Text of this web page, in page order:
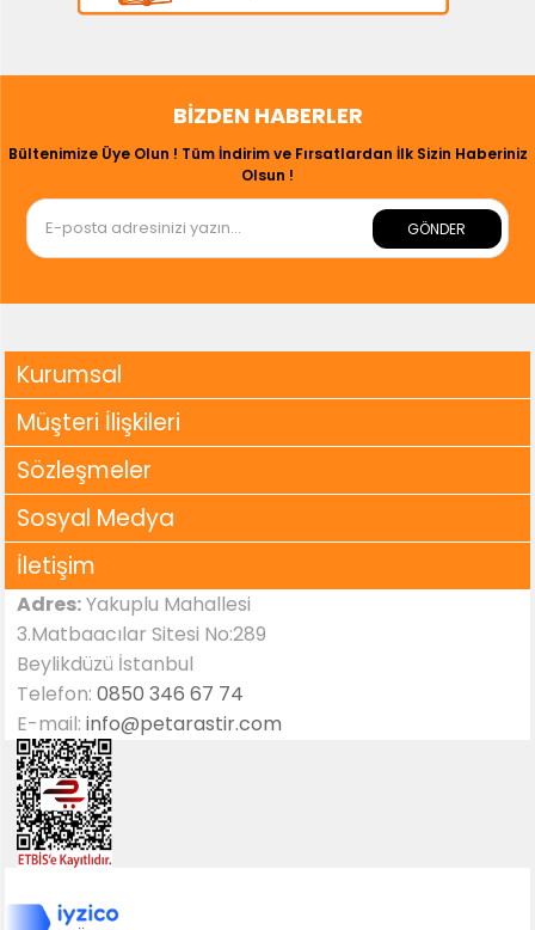
BIZDEN HABERLER
Bültenimize Üye Olun ! Tüm İndirim ve Fırsatlardan İlk Sizin Haberiniz
Olsun !
GÖNDER
Kurumsal
Müşteri İlişkileri
Sözleşmeler
Sosyal Medya
İletişim
Adres:Yakuplu Mahallesi
3.Matbaacılar Sitesi No:289
Beylikdüzü İstanbul
Telefon:0850 346 67 74
E-mail:info@petarastir.com